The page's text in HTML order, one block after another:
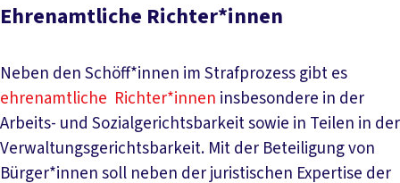
Ehrenamtliche Richter*innen
Neben den Schöff*innen im Strafprozess gibt es
ehrenamtliche Richter*innen insbesondere in der
Arbeits- und Sozialgerichtsbarkeit sowie in Teilen in der
Verwaltungsgerichtsbarkeit. Mit der Beteiligung von
Bürger*innen soll neben der juristischen Expertise der